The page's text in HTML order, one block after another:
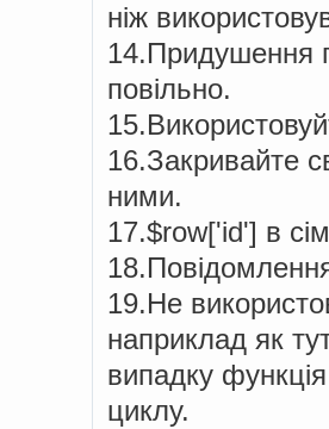
ніж
14.Придушення
повільно.
16.Закривайте
ними.
17.$row['id'] в
19.Не
наприклад як
випадку
циклу.